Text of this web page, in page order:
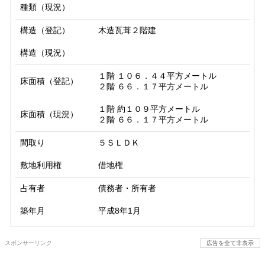
種類（現況）
構造（登記） 木造瓦葺２階建
構造（現況）
床面積（登記）
１階 １０６．４４平方メートル
２階 ６６．１７平方メートル
床面積（現況）
１階 約１０９平方メートル
２階 ６６．１７平方メートル
間取り ５ＳＬＤＫ
敷地利用権 借地権
占有者 債務者・所有者
築年月 平成8年1月
スポンサーリンク 広告を全て非表示